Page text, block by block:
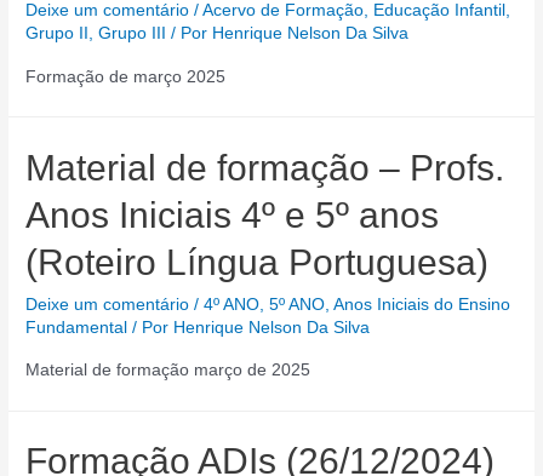
Deixe um comentário /Acervo de Formação, Educação Infantil ,
Grupo II ,Grupo III / Por Henrique Nelson Da Silva
Formação de março 2025
Material de formação – Profs.
Anos Iniciais 4º e 5º anos
(Roteiro Língua Portuguesa)
Deixe um comentário /4º ANO ,5º ANO ,Anos Iniciais do Ensino
Fundamental / Por Henrique Nelson Da Silva
Material de formação março de 2025
Formação ADIs (26/12/2024)